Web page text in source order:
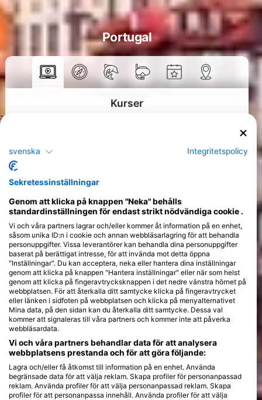
>
Portugal
Kurser
svenska Integritetspolicy
Sekretessinställningar
Genom att klicka på knappen "Neka" behålls
standardinställningen för endast strikt nödvändiga cookie .
Vi och våra partners lagrar och/eller kommer åt information på en enhet,
såsom unika ID:n i cookie och annan webbläsarlagring för att behandla
personuppgifter. Vissa leverantörer kan behandla dina personuppgifter
baserat på berättigat intresse, för att invända mot detta öppna
"Inställningar". Du kan acceptera, neka eller hantera dina inställningar
genom att klicka på knappen "Hantera inställningar" eller när som helst
genom att klicka på fingeravtrycksknappen i det nedre vänstra hörnet på
webbplatsen. För att återkalla ditt samtycke klicka på fingeravtrycket
eller länken i sidfoten på webbplatsen och klicka på menyalternativet
Mina data, på den sidan kan du återkalla ditt samtycke. Dessa val
kommer att signaleras till våra partners och kommer inte att påverka
webbläsardata.
Vi och våra partners behandlar data för att analysera
webbplatsens prestanda och för att göra följande:
Lagra och/eller få åtkomst till information på en enhet. Använda
begränsade data för att välja reklam. Skapa profiler för personanpassad
reklam. Använda profiler för att välja personanpassad reklam. Skapa
profiler för att personanpassa innehåll. Använda profiler för att välja